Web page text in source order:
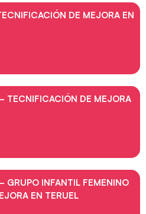
DE MEJORA EN
TECNIFICACIÓN DE MEJORA
GRUPO INFANTIL FEMENINO
EN TERUEL